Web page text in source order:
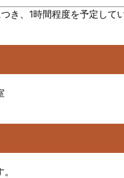
き、1時間程度を予定してい